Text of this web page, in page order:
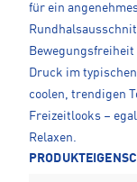
für ein
Druck im
coolen, trendigen
Freizeitlooks –
Relaxen.